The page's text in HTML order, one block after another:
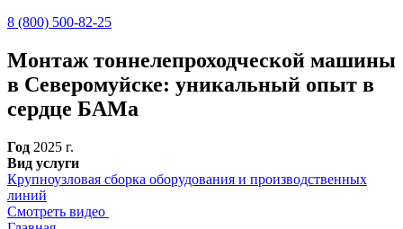
8 (800) 500-82-25
Монтаж тоннелепроходческой машины
в Северомуйске: уникальный опыт в
сердце БАМа
Год 2025 г.
Вид услуги
Крупноузловая сборка оборудования и производственных
линий
Смотреть видео